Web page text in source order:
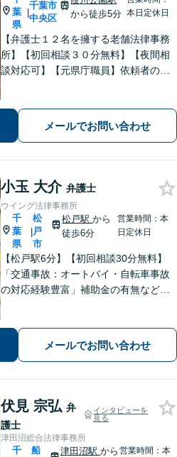
葉
県
|
千葉市
中央区
から徒歩5分 本日定休日
【弁護士１２名を擁する老舗法律事務
所】【初回相談３０分無料】【夜間相
談対応可】【元県庁職員】依頼者の方
法律事務所です。
メールでお問い合わせ
小玉 大介 弁護士
ウイング法律事務所
千
葉
県
|
松
戸
市
松戸駅から
徒歩6分
営業時間：本
日定休日
【松戸駅6分】【初回相談30分無料】
「交通事故：オートバイ・自転車事故
の対応経験豊富」補助金の有無など、
業詐欺による被害など、複雑な事情を
抱えた借金問題について豊富な解決実
メールでお問い合わせ
伏見 宗弘 弁
護士
インタビューを
見る
津田沼総合法律事務所
千
船
津田沼駅 から 営業時間：本